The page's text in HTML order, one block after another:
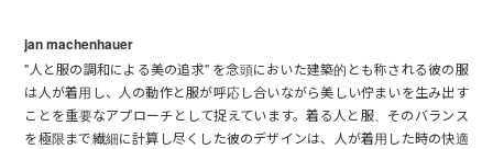
jan machenhauer
"人と服の調和による美の追求" を念頭においた建築的とも称される彼の服
は人が着用し、人の動作と服が呼応し合いながら美しい佇まいを生み出す
ことを重要なアプローチとして捉えています。着る人と服、そのバランス
を極限まで繊細に計算し尽くした彼のデザインは、人が着用した時の快適